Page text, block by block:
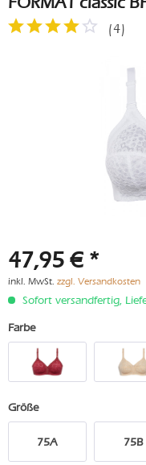
(4)
47,95 € *
inkl. MwSt. zzgl. Versandkosten
Sofort versandfertig,
Farbe
Größe
75A 75B